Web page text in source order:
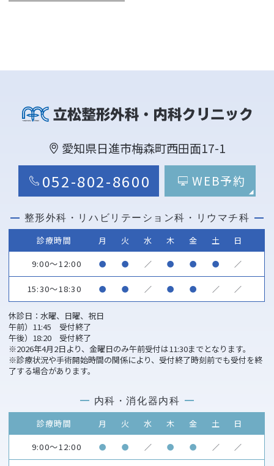
愛知県日進市梅森町西田面17-1
052-802-8600 WEB予約
整形外科・リハビリテーション科・リウマチ科
診療時間 月 火 水 木 金 土
日
9:00～12:00
● ● ／ ● ● ● ／
15:30～18:30 ● ● ／ ● ● ／ ／
休診日：水曜、日曜、祝日
午前）11:45 受付終了
午後）18:20 受付終了
※2026年4月2日より、金曜日のみ午前受付は11:30までとなります。
※診療状況や手術開始時間の関係により、受付終了時刻前でも受付を終
了する場合があります。
内科・消化器内科
診療時間 月 火 水 木 金 土
日
9:00～12:00
● ● ／ ● ● ／ ／